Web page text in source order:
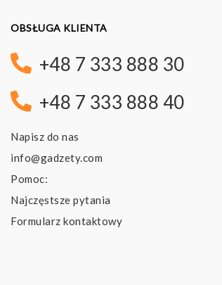
OBSŁUGA KLIENTA
+48 7 333 888 30
+48 7 333 888 40
Napisz do nas
info@gadzety.com
Pomoc:
Najczęstsze pytania
Formularz kontaktowy